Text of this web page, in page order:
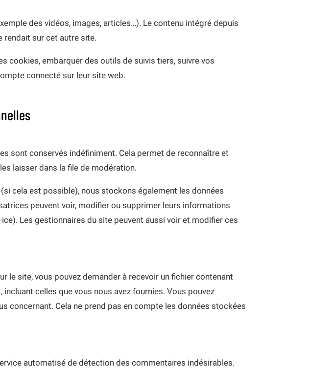
des vidéos, images, articles…). Le contenu intégré depuis
rendait sur cet autre site.
cookies, embarquer des outils de suivis tiers, suivre vos
connecté sur leur site web.
sont conservés indéfiniment. Cela permet de reconnaître et
laisser dans la file de modération.
cela est possible), nous stockons également les données
peuvent voir, modifier ou supprimer leurs informations
Les gestionnaires du site peuvent aussi voir et modifier ces
le site, vous pouvez demander à recevoir un fichier contenant
celles que vous nous avez fournies. Vous pouvez
concernant. Cela ne prend pas en compte les données stockées
automatisé de détection des commentaires indésirables.